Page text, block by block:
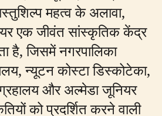
महत्व के अलावा,
एक जीवंत सांस्कृतिक केंद्र
है, जिसमें नगरपालिका
न्यूटन कोस्टा डिस्कोटेका,
और अल्मेडा जूनियर
को प्रदर्शित करने वाली